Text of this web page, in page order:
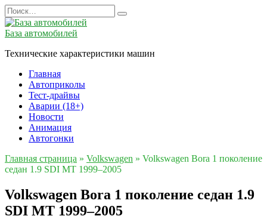
Перейти
к
содержанию
Search
for:
База автомобилей
Технические характеристики машин
Главная
Автоприколы
Тест-драйвы
Аварии (18+)
Новости
Анимация
Автогонки
Главная страница » Volkswagen » Volkswagen Bora 1 поколение
седан 1.9 SDI MT 1999–2005
Volkswagen Bora 1 поколение седан 1.9
SDI MT 1999–2005